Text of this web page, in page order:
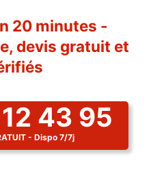
20 minutes -
devis gratuit et
43 95
- Dispo 7/7j